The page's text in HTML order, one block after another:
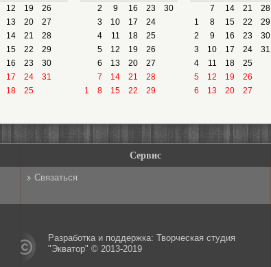
12 19
26
13 20
27
14 21
28
15 22
29
16 23
30
17 24
31
18 25
2 9 16 23
30
3
10 17
24
4
11 18
25
5
12 19
26
6
13 20
27
7
14 21
28
1
8 15 22 29
7 14 21
28
1
8 15 22
29
2
9 16 23
30
3
10 17 24
31
4
11 18
25
5
12 19
26
6
13 20 27
Сервис
Связаться
Разработка и поддержка: Творческая студия
"Экватор" © 2013-2019